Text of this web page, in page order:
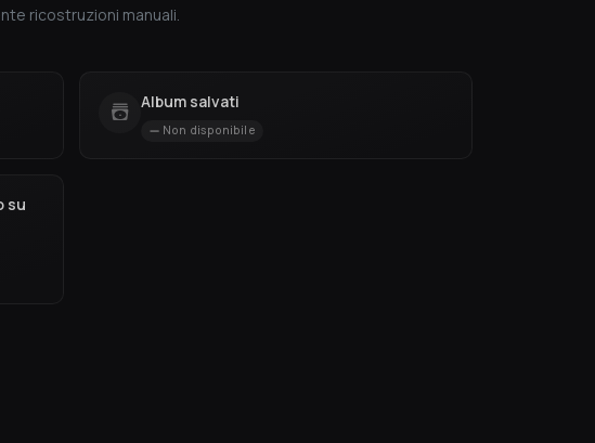
ricostruzioni manuali.
Album salvati
Non disponibile
su